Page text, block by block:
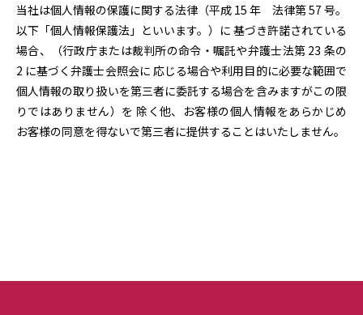
当社は個人情報の保護に関する法律（平成 15 年 法律第 57 号。
以下「個人情報保護法」といいます。）に 基づき許諾されている
場合、（行政庁または裁判所の命令・嘱託や弁護士法第 23 条の
2 に基づく弁護士会照会に 応じる場合や利用目的に必要な範囲で
個人情報の取り扱いを第三者に委託する場合を含みますがこの限
りではありません）を 除く他、お客様の個人情報をあらかじめ
お客様の同意を得ないで第三者に提供することはいたしません。